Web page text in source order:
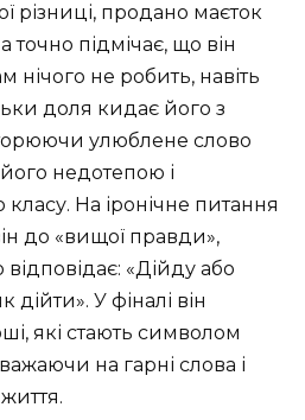
різниці, продано маєток
підмічає, що він
нічого не робить, навіть
доля кидає його з
улюблене слово
недотепою і
класу. На іронічне питання
до «вищої правди»,
«Дійду або
У фіналі він
які стають символом
на гарні слова і